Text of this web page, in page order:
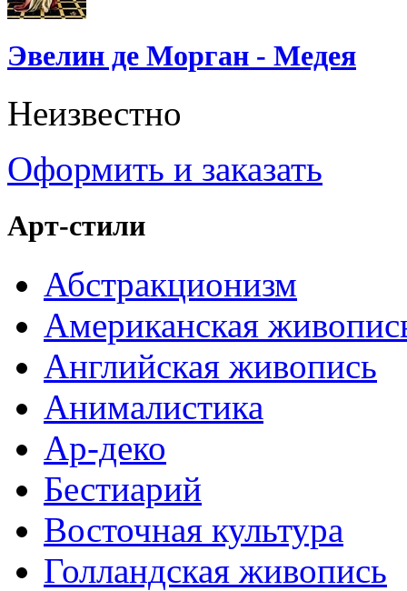
Эвелин де Морган - Медея
Неизвестно
Оформить и заказать
Арт-стили
Абстракционизм
Американская
Английская живопись
Анималистика
Ар-деко
Бестиарий
Восточная культура
Голландская живопись